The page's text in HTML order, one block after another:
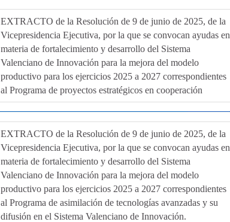
EXTRACTO de la Resolución de 9 de junio de 2025, de la
Vicepresidencia Ejecutiva, por la que se convocan ayudas en
materia de fortalecimiento y desarrollo del Sistema
Valenciano de Innovación para la mejora del modelo
productivo para los ejercicios 2025 a 2027 correspondientes
al Programa de proyectos estratégicos en cooperación
EXTRACTO de la Resolución de 9 de junio de 2025, de la
Vicepresidencia Ejecutiva, por la que se convocan ayudas en
materia de fortalecimiento y desarrollo del Sistema
Valenciano de Innovación para la mejora del modelo
productivo para los ejercicios 2025 a 2027 correspondientes
al Programa de asimilación de tecnologías avanzadas y su
difusión en el Sistema Valenciano de Innovación.